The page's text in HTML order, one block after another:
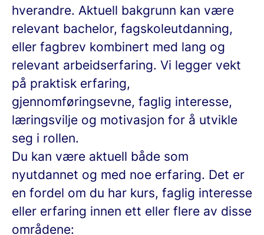
hverandre. Aktuell bakgrunn kan være
relevant bachelor, fagskoleutdanning,
eller fagbrev kombinert med lang og
relevant arbeidserfaring. Vi legger vekt
på praktisk erfaring,
gjennomføringsevne, faglig interesse,
læringsvilje og motivasjon for å utvikle
seg i rollen.
Du kan være aktuell både som
nyutdannet og med noe erfaring. Det er
en fordel om du har kurs, faglig interesse
eller erfaring innen ett eller flere av disse
områdene: